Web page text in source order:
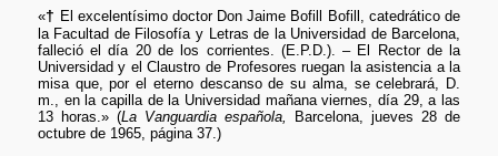
«† El excelentísimo doctor Don Jaime Bofill Bofill, catedrático de
la Facultad de Filosofía y Letras de la Universidad de Barcelona,
falleció el día 20 de los corrientes. (E.P.D.). – El Rector de la
Universidad y el Claustro de Profesores ruegan la asistencia a la
misa que, por el eterno descanso de su alma, se celebrará, D.
m., en la capilla de la Universidad mañana viernes, día 29, a las
13 horas.» (La Vanguardia española,
Barcelona, jueves 28 de
octubre de 1965, página 37.)